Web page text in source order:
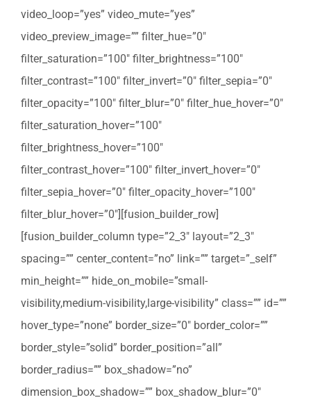
video_loop=”yes” video_mute=”yes”
video_preview_image=”” filter_hue=”0″
filter_saturation=”100″ filter_brightness=”100″
filter_contrast=”100″ filter_invert=”0″ filter_sepia=”0″
filter_opacity=”100″ filter_blur=”0″ filter_hue_hover=”0″
filter_saturation_hover=”100″
filter_brightness_hover=”100″
filter_contrast_hover=”100″ filter_invert_hover=”0″
filter_sepia_hover=”0″ filter_opacity_hover=”100″
filter_blur_hover=”0″][fusion_builder_row]
[fusion_builder_column type=”2_3″ layout=”2_3″
spacing=”” center_content=”no” link=”” target=”_self”
min_height=”” hide_on_mobile=”small-
visibility,medium-visibility,large-visibility” class=”” id=””
hover_type=”none” border_size=”0″ border_color=””
border_style=”solid” border_position=”all”
border_radius=”” box_shadow=”no”
dimension_box_shadow=”” box_shadow_blur=”0″